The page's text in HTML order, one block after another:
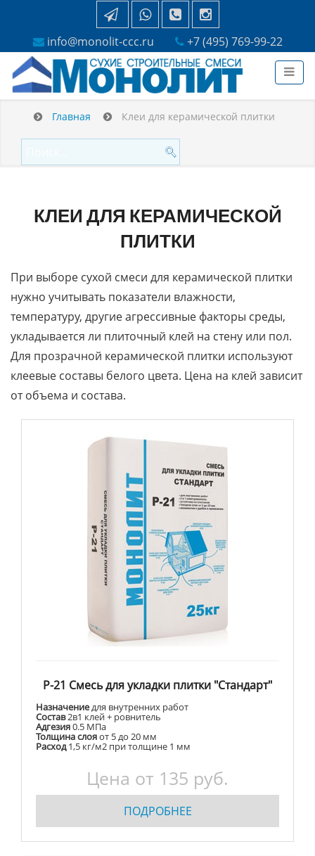
info@monolit-ccc.ru +7 (495) 769-99-22
Главная Клеи для керамической плитки
КЛЕИ ДЛЯ КЕРАМИЧЕСКОЙ
ПЛИТКИ
При выборе сухой смеси для керамической плитки
нужно учитывать показатели влажности,
температуру, другие агрессивные факторы среды,
укладывается ли плиточный клей на стену или пол.
Для прозрачной керамической плитки используют
клеевые составы белого цвета. Цена на клей зависит
от объема и состава.
Р-21 Смесь для укладки плитки "Стандарт"
Назначениедля внутренних работ
Состав2в1 клей + ровнитель
Адгезия0.5 МПа
Толщина слояот 5 до 20 мм
Расход1,5 кг/м2 при толщине 1 мм
Цена от 135 руб.
ПОДРОБНЕЕ